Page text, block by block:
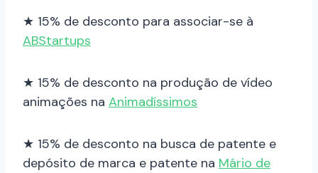
★ 15% de desconto para associar-se à
ABStartups
★ 15% de desconto na produção de vídeo
animações na Animadíssimos
★ 15% de desconto na busca de patente e
depósito de marca e patente na Mário de